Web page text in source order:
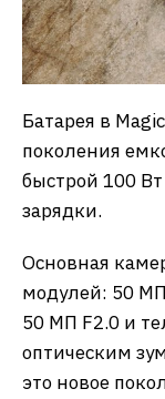
Батарея в
поколения
быстрой 100
зарядки.
Основная
модулей: 50
50 МП F2.0 и
оптическим
это новое